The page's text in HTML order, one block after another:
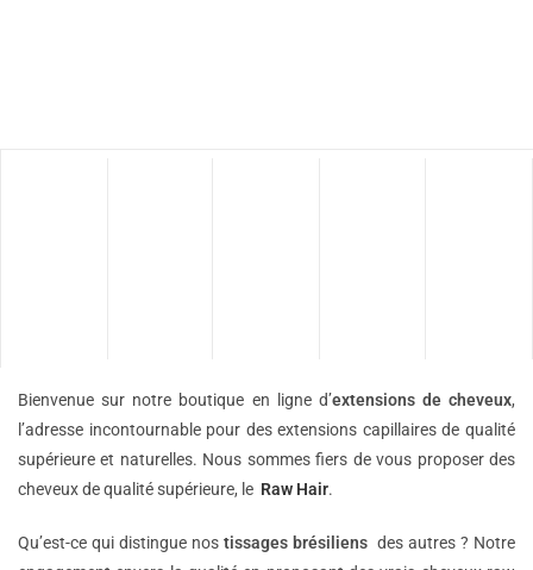
Bienvenue sur notre boutique en ligne d’extensions decheveux,
l’adresse incontournable pour des extensions capillaires de qualité
supérieure et naturelles. Nous sommes fiers de vous proposer des
cheveux de qualité supérieure, le Raw Hair.
Qu’est-ce qui distingue nos tissages brésiliens des autres ? Notre